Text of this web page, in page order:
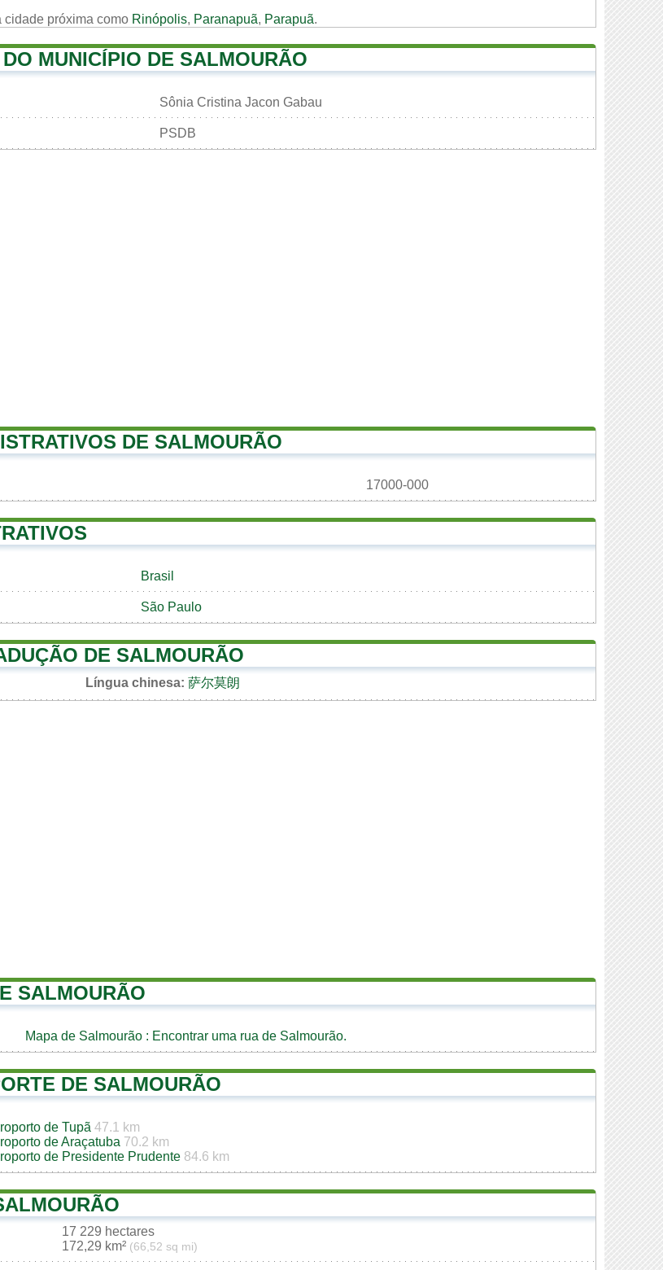
cidade próxima como Rinópolis, Paranapuã, Parapuã.
MUNICÍPIO DE SALMOURÃO
Sônia Cristina Jacon Gabau
PSDB
DE SALMOURÃO
17000-000
Brasil
São Paulo
DE SALMOURÃO
Língua chinesa: 萨尔莫朗
SALMOURÃO
Mapa de Salmourão : Encontrar uma rua de Salmourão.
DE SALMOURÃO
de Tupã 47.1 km
de Araçatuba 70.2 km
de Presidente Prudente 84.6 km
17 229 hectares
172,29 km² (66,52 sq mi)